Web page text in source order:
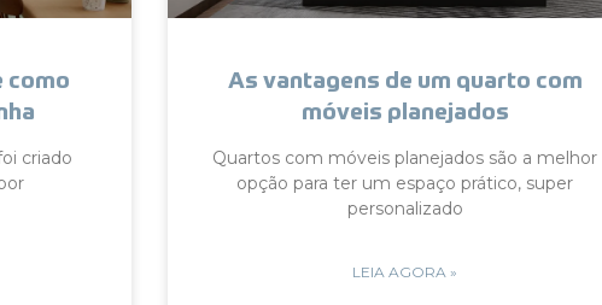
como
criado
As vantagens de um quarto com
móveis planejados
Quartos com móveis planejados são a melhor
opção para ter um espaço prático, super
personalizado
LEIA AGORA »